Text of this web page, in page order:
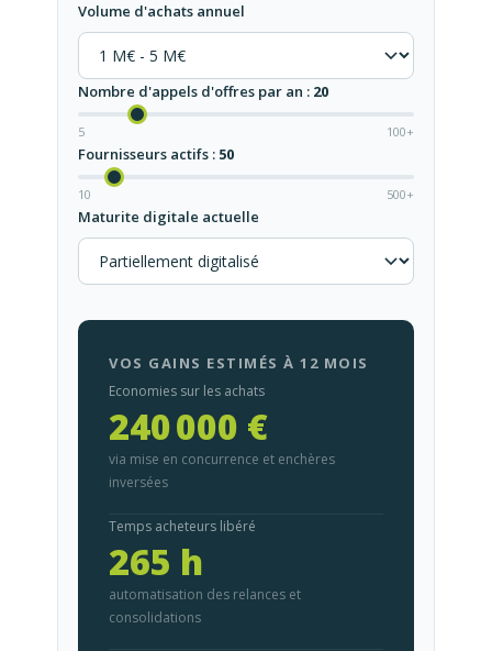
Volume d'achats annuel
Nombre d'appels d'offres par an : 20
5 100+
Fournisseurs actifs : 50
10 500+
Maturite digitale actuelle
VOS GAINS ESTIMÉS À 12 MOIS
Economies sur les achats
240 000 €
via mise en concurrence et enchères
inversées
Temps acheteurs libéré
265 h
automatisation des relances et
consolidations